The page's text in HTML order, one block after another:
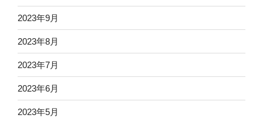
2023年9月
2023年8月
2023年7月
2023年6月
2023年5月